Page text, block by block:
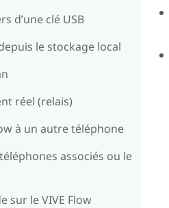
d’une clé USB
le stockage local
réel (relais)
à un autre téléphone
associés ou le
sur le VIVE Flow